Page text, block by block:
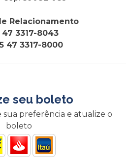
Relacionamento
47 3317-8043
47 3317-8000
seu boleto
sua preferência e atualize o
boleto